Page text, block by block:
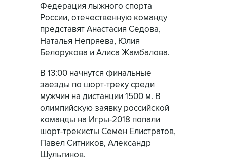
Федерация лыжного спорта
России, отечественную команду
представят Анастасия Седова,
Наталья Непряева, Юлия
Белорукова и Алиса Жамбалова.
В 13:00 начнутся финальные
заезды по шорт-треку среди
мужчин на дистанции 1500 м. В
олимпийскую заявку российской
команды на Игры-2018 попали
шорт-трекисты Семен Елистратов,
Павел Ситников, Александр
Шульгинов.